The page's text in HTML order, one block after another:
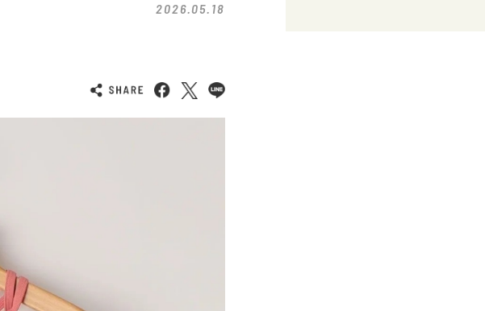
2026.05.18